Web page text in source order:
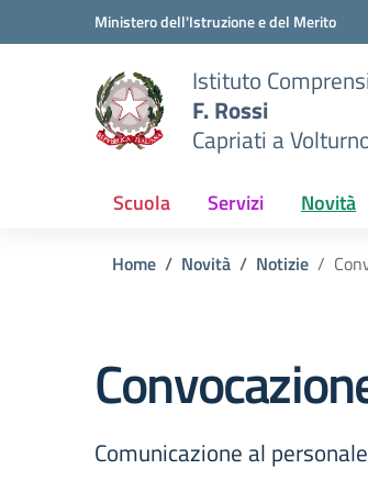
Vai ai contenuti
Vai al menu di navigazioneMinistero dell'Istruzione e del Merito
Istituto
F. Rossi
Capriati a
Scuola Servizi Novità
Home Novità Notizie
Comunicazione al